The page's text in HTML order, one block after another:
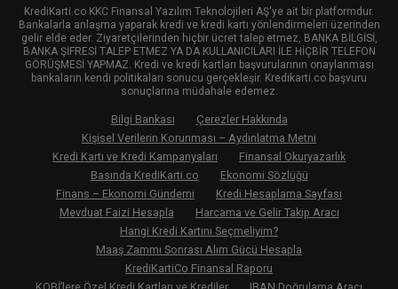
KrediKarti.co KKC Finansal Yazılım Teknolojileri AŞ'ye ait bir platformdur.
Bankalarla anlaşma yaparak kredi ve kredi kartı yönlendirmeleri üzerinden
gelir elde eder. Ziyaretçilerinden hiçbir ücret talep etmez, BANKA BİLGİSİ,
BANKA ŞİFRESİ TALEP ETMEZ YA DA KULLANICILARI İLE HİÇBİR TELEFON
GÖRÜŞMESİ YAPMAZ. Kredi ve kredi kartları başvurularının onaylanması
bankaların kendi politikaları sonucu gerçekleşir. Kredikarti.co başvuru
sonuçlarına müdahale edemez.
Bilgi Bankası
Çerezler Hakkında
Kişisel Verilerin Korunması – Aydınlatma Metni
Kredi Kartı ve Kredi Kampanyaları
Finansal Okuryazarlık
Basında KrediKarti.co
Ekonomi Sözlüğü
Finans – Ekonomi Gündemi
Kredi Hesaplama Sayfası
Mevduat Faizi Hesapla
Harcama ve Gelir Takip Aracı
Hangi Kredi Kartını Seçmeliyim?
Maaş Zammı Sonrası Alım Gücü Hesapla
KrediKartiCo Finansal Raporu